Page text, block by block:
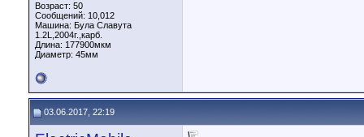
Возраст: 50
Сообщений: 10,012
Машина: Була Славута
1.2L,2004г.,карб.
Длина: 177900мкм
Диаметр: 45мм
03.06.2017, 22:19